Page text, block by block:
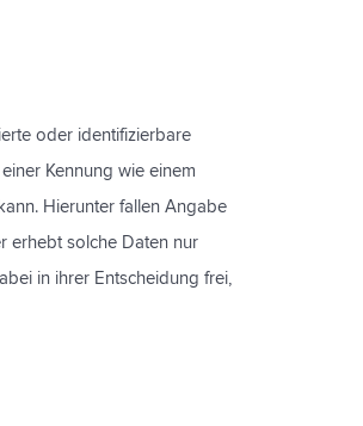
oder identifizierbare
Kennung wie einem
Hierunter fallen Angabe
erhebt solche Daten nur
in ihrer Entscheidung frei,